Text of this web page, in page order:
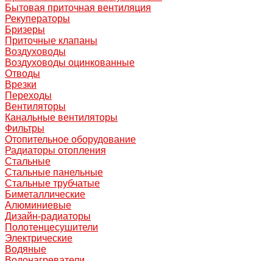
Бытовая приточная вентиляция
Рекуператоры
Бризеры
Приточные клапаны
Воздуховоды
Воздуховоды оцинкованные
Отводы
Врезки
Переходы
Вентиляторы
Канальные вентиляторы
Фильтры
Отопительное оборудование
Радиаторы отопления
Стальные
Стальные панельные
Стальные трубчатые
Биметаллические
Алюминиевые
Дизайн-радиаторы
Полотенцесушители
Электрические
Водяные